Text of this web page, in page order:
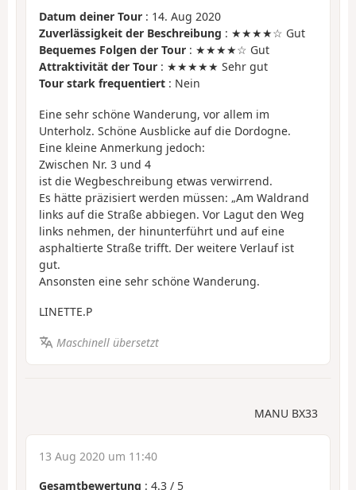
Datum deiner Tour : 14. Aug 2020
Zuverlässigkeit der Beschreibung : ★★★★☆ Gut
Bequemes Folgen der Tour : ★★★★☆ Gut
Attraktivität der Tour : ★★★★★ Sehr gut
Tour stark frequentiert : Nein
Eine sehr schöne Wanderung, vor allem im
Unterholz. Schöne Ausblicke auf die Dordogne.
Eine kleine Anmerkung jedoch:
Zwischen Nr. 3 und 4
ist die Wegbeschreibung etwas verwirrend.
Es hätte präzisiert werden müssen: „Am Waldrand
links auf die Straße abbiegen. Vor Lagut den Weg
links nehmen, der hinunterführt und auf eine
asphaltierte Straße trifft. Der weitere Verlauf ist
gut.
Ansonsten eine sehr schöne Wanderung.
LINETTE.P
Maschinell übersetzt
MANU BX33
13 Aug 2020 um 11:40
Gesamtbewertung : 4.3 / 5